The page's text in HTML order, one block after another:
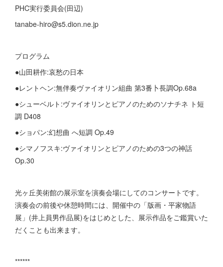
PHC実行委員会(田辺)
tanabe-hiro@s5.dion.ne.jp
プログラム
●山田耕作:哀愁の日本
●レントヘン:無伴奏ヴァイオリン組曲 第3番卜長調Op.68a
●シューベルト:ヴァイオリンとピアノのためのソナチネ ト短
調 D408
●ショパン:幻想曲 へ短調 Op.49
●シマノフスキ:ヴァイオリンとピアノのための3つの神話
Op.30
光ヶ丘美術館の展示室を演奏会場にしてのコンサートです。
演奏会の前後や休憩時間には、開催中の「版画・平家物語
展」(井上員男作品展)をはじめとした、展示作品をご鑑賞いた
だくことも出来ます。
******